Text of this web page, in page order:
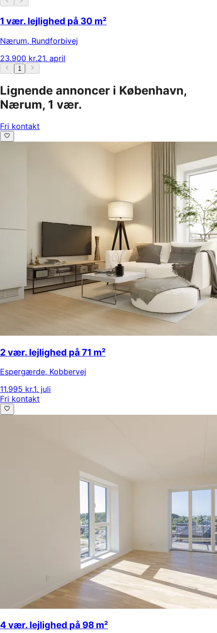
1 vær. lejlighed på 30 m²
Nærum, Rundforbivej
23.900 kr.21. april
1
Lignende annoncer i København,
Nærum, 1 vær.
Fri kontakt
2 vær. lejlighed på 71 m²
Espergærde, Kobbervej
11.995 kr.1. juli
Fri kontakt
4 vær. lejlighed på 98 m²